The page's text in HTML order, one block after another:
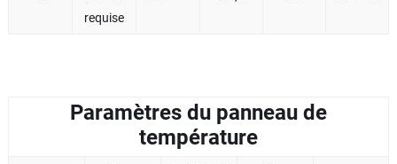
requise
Paramètres du panneau de
température